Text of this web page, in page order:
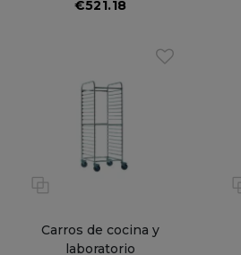
€521.18
Carros de cocina y
laboratorio